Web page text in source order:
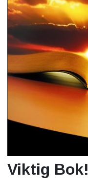
Viktig Bok!